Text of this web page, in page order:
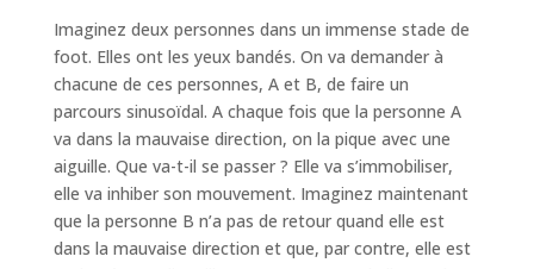
Imaginez deux personnes dans un immense stade de
foot. Elles ont les yeux bandés. On va demander à
chacune de ces personnes, A et B, de faire un
parcours sinusoïdal. A chaque fois que la personne A
va dans la mauvaise direction, on la pique avec une
aiguille. Que va-t-il se passer ? Elle va s’immobiliser,
elle va inhiber son mouvement. Imaginez maintenant
que la personne B n’a pas de retour quand elle est
dans la mauvaise direction et que, par contre, elle est